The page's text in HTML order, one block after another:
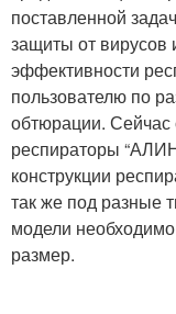
поставленной
защиты от вирусов
эффективности
пользователю по
обтюрации.
респираторы
конструкции
так же под разные
модели
размер.